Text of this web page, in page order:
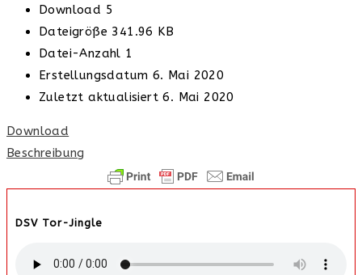
Download 5
Dateigröße 341.96 KB
Datei-Anzahl 1
Erstellungsdatum 6. Mai 2020
Zuletzt aktualisiert6. Mai 2020
Download
Beschreibung
DSV Tor-Jingle